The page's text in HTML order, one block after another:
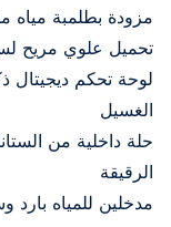
مزودة بطلمبة مياه
تحميل علوي مريح
لوحة تحكم ديجيتال
الغسيل
حلة داخلية من
الرقيقة
مدخلين للمياه